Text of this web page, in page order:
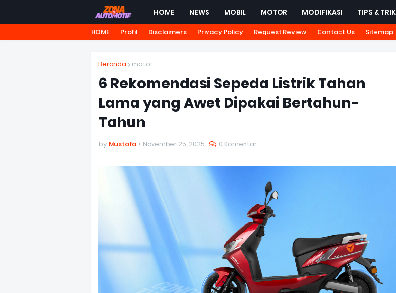
HOME NEWS MOBIL MOTOR MODIFIKASI TIPS & TRIK
HOME Profil Disclaimers Privacy Policy Request Review Contact Us Sitemap
Beranda motor
6 Rekomendasi Sepeda Listrik Tahan
Lama yang Awet Dipakai Bertahun-
Tahun
by Mustofa November 25, 2025 0 Komentar